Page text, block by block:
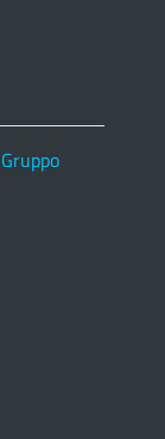
Gruppo